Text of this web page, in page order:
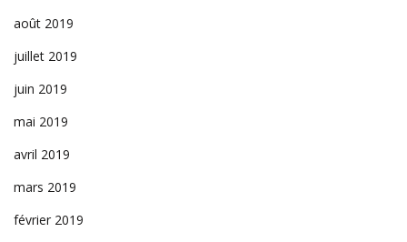
août 2019
juillet 2019
juin 2019
mai 2019
avril 2019
mars 2019
février 2019